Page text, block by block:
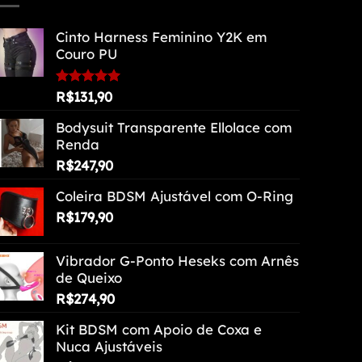
Cinto Harness Feminino Y2K em
Couro PU
Avaliação
5.00
de 5
R$131,90
Bodysuit Transparente Ellolace com
Renda
R$247,90
Coleira BDSM Ajustável com O-Ring
R$179,90
Vibrador G-Ponto Heseks com Arnês
de Queixo
R$274,90
Kit BDSM com Apoio de Coxa e
Nuca Ajustáveis